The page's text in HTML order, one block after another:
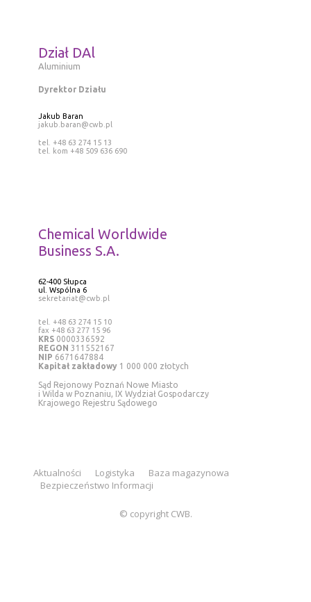
Dział DAl
Aluminium
Dyrektor Działu
Jakub Baran
jakub.baran@cwb.pl
tel. +48 63 274 15 13
tel. kom +48 509 636 690
Chemical Worldwide
Business S.A.
62-400 Słupca
ul. Wspólna 6
sekretariat@cwb.pl
tel. +48 63 274 15 10
fax +48 63 277 15 96
KRS0000336592
REGON 311552167
NIP 6671647884
Kapitał zakładowy1 000 000 złotych
Sąd Rejonowy Poznań Nowe Miasto
i Wilda w Poznaniu, IX Wydział Gospodarczy
Krajowego Rejestru Sądowego
Aktualności Logistyka
Baza magazynowa
Bezpieczeństwo Informacji
© copyright CWB.